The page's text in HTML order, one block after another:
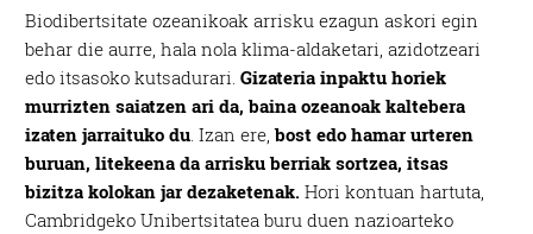
Biodibertsitate ozeanikoak arrisku ezagun askori egin
behar die aurre, hala nola klima-aldaketari, azidotzeari
edo itsasoko kutsadurari.Gizateria inpaktu horiek
murrizten saiatzen ari da, baina ozeanoak kaltebera
izaten jarraituko du. Izan ere,bost edo hamar urteren
buruan, litekeena da arrisku berriak sortzea, itsas
bizitza kolokan jar dezaketenak. Hori kontuan hartuta,
Cambridgeko Unibertsitatea buru duen nazioarteko